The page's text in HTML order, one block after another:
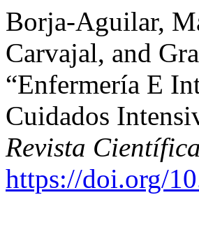
Borja-Aguilar,
Carvajal, and
“Enfermería E
Cuidados
Revista
https://doi.org/